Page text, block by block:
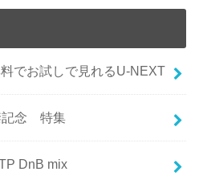
でお試しで見れるU-NEXT
記念 特集
DnB mix